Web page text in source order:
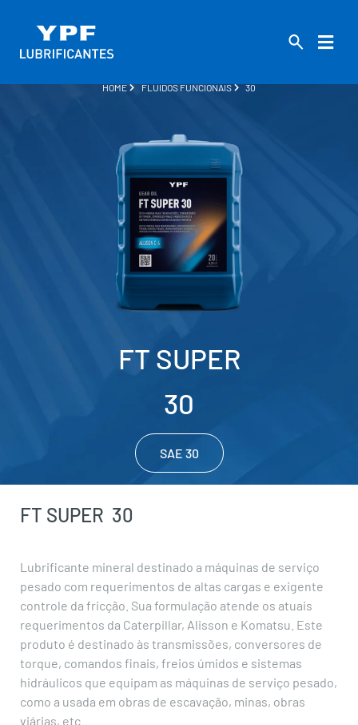
HOME FLUIDOS FUNCIONAIS 30
FT SUPER
30
SAE 30
FT SUPER 30
Lubrificante mineral destinado a máquinas de serviço
pesado com requerimentos de altas cargas e exigente
controle da fricção. Sua formulação atende os atuais
requerimentos da Caterpillar, Alisson e Komatsu. Este
produto é destinado às transmissões, conversores de
torque, comandos finais, freios úmidos e sistemas
hidráulicos que equipam as máquinas de serviço pesado,
como a usada em obras de escavação, minas, obras
viárias, etc.